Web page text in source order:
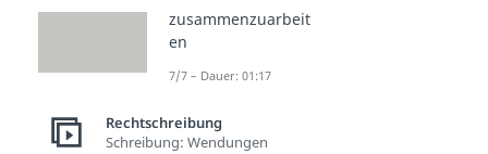
zusammenzuarbeit
en
7/7 – Dauer: 01:17
Rechtschreibung
Schreibung: Wendungen